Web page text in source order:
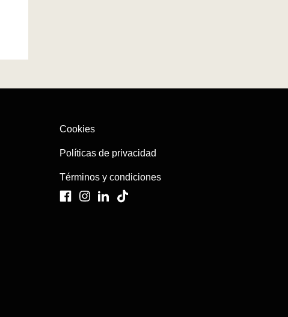
Cookies
Políticas de privacidad
Términos y condiciones